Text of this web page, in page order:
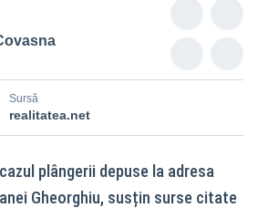
Sursă
realitatea.net
plângerii depuse la adresa
Gheorghiu, susțin surse citate